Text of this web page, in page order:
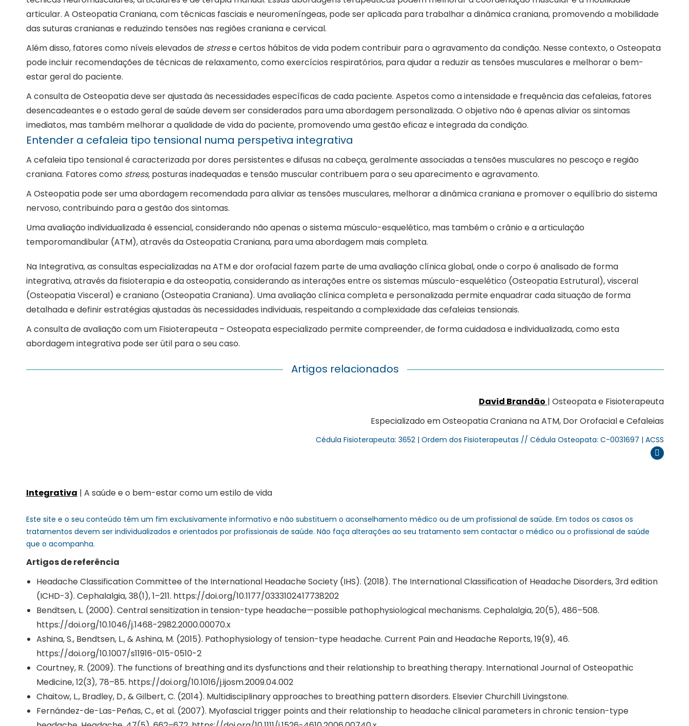
articular. A Osteopatia Craniana, com técnicas fasciais e neuromeníngeas, pode ser aplicada para trabalhar a dinâmica craniana, promovendo a mobilidade
das suturas cranianas e reduzindo tensões nas regiões craniana e cervical.
Além disso, fatores como níveis elevados de stresse certos hábitos de vida podem contribuir para o agravamento da condição. Nesse contexto, o Osteopata
pode incluir recomendações de técnicas de relaxamento, como exercícios respiratórios, para ajudar a reduzir as tensões musculares e melhorar o bem-
estar geral do paciente.
A consulta de Osteopatia deve ser ajustada às necessidades específicas de cada paciente. Aspetos como a intensidade e frequência das cefaleias, fatores
desencadeantes e o estado geral de saúde devem ser considerados para uma abordagem personalizada. O objetivo não é apenas aliviar os sintomas
imediatos, mas também melhorar a qualidade de vida do paciente, promovendo uma gestão eficaz e integrada da condição.
Entender a cefaleia tipo tensional numa perspetiva integrativa
A cefaleia tipo tensional é caracterizada por dores persistentes e difusas na cabeça, geralmente associadas a tensões musculares no pescoço e região
craniana. Fatores como stress,posturas inadequadas e tensão muscular contribuem para o seu aparecimento e agravamento.
A Osteopatia pode ser uma abordagem recomendada para aliviar as tensões musculares, melhorar a dinâmica craniana e promover o equilíbrio do sistema
nervoso, contribuindo para a gestão dos sintomas.
Uma avaliação individualizada é essencial, considerando não apenas o sistema músculo-esquelético, mas também o crânio e a articulação
temporomandibular (ATM), através da Osteopatia Craniana, para uma abordagem mais completa.
Na Integrativa, as consultas especializadas na ATM e dor orofacial fazem parte de uma avaliação clínica global, onde o corpo é analisado de forma
integrativa, através da fisioterapia e da osteopatia, considerando as interações entre os sistemas músculo-esquelético (Osteopatia Estrutural), visceral
(Osteopatia Visceral) e craniano (Osteopatia Craniana). Uma avaliação clínica completa e personalizada permite enquadrar cada situação de forma
detalhada e definir estratégias ajustadas às necessidades individuais, respeitando a complexidade das cefaleias tensionais.
A consulta de avaliação com um Fisioterapeuta – Osteopata especializado permite compreender, de forma cuidadosa e individualizada, como esta
abordagem integrativa pode ser útil para o seu caso.
Artigos relacionados
David Brandão | Osteopata e Fisioterapeuta
Especializado em Osteopatia Craniana na ATM, Dor Orofacial e Cefaleias
Cédula Fisioterapeuta: 3652 | Ordem dos Fisioterapeutas // Cédula Osteopata: C-0031697 | ACSS
Instagram
Integrativa | A saúde e o bem-estar como um estilo de vida
Este site e o seu conteúdo têm um fim exclusivamente informativo e não substituem o aconselhamento médico ou de um profissional de saúde. Em todos os casos os
tratamentos devem ser individualizados e orientados por profissionais de saúde. Não faça alterações ao seu tratamento sem contactar o médico ou o profissional de saúde
que o acompanha.
Artigos de referência
Headache Classification Committee of the International Headache Society (IHS). (2018). The International Classification of Headache Disorders, 3rd edition
(ICHD-3). Cephalalgia, 38(1), 1–211. https://doi.org/10.1177/0333102417738202
Bendtsen, L. (2000). Central sensitization in tension-type headache—possible pathophysiological mechanisms. Cephalalgia, 20(5), 486–508.
https://doi.org/10.1046/j.1468-2982.2000.00070.x
Ashina, S., Bendtsen, L., & Ashina, M. (2015). Pathophysiology of tension-type headache. Current Pain and Headache Reports, 19(9), 46.
https://doi.org/10.1007/s11916-015-0510-2
Courtney, R. (2009). The functions of breathing and its dysfunctions and their relationship to breathing therapy. International Journal of Osteopathic
Medicine, 12(3), 78–85. https://doi.org/10.1016/j.ijosm.2009.04.002
Chaitow, L., Bradley, D., & Gilbert, C. (2014). Multidisciplinary approaches to breathing pattern disorders. Elsevier Churchill Livingstone.
Fernández-de-Las-Peñas, C., et al. (2007). Myofascial trigger points and their relationship to headache clinical parameters in chronic tension-type